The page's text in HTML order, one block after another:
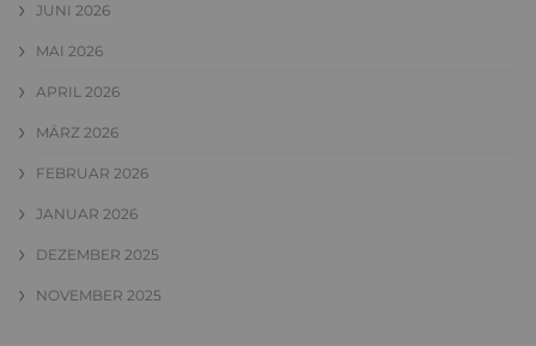
JUNI 2026
MAI 2026
APRIL 2026
MÄRZ 2026
FEBRUAR 2026
JANUAR 2026
DEZEMBER 2025
NOVEMBER 2025